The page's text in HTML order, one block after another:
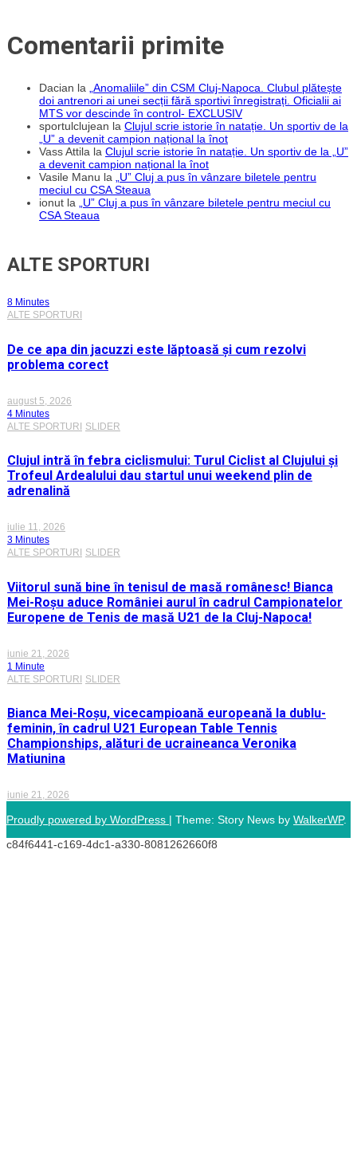
Comentarii primite
Dacian la „Anomaliile” din CSM Cluj-Napoca. Clubul plătește
doi antrenori ai unei secții fără sportivi înregistrați. Oficialii ai
MTS vor descinde în control- EXCLUSIV
sportulclujean la Clujul scrie istorie în natație. Un sportiv de la
„U” a devenit campion național la înot
Vass Attila la Clujul scrie istorie în natație. Un sportiv de la „U”
a devenit campion național la înot
Vasile Manu la „U” Cluj a pus în vânzare biletele pentru
meciul cu CSA Steaua
ionut la „U” Cluj a pus în vânzare biletele pentru meciul cu
CSA Steaua
ALTE SPORTURI
8 Minutes
ALTE SPORTURI
De ce apa din jacuzzi este lăptoasă și cum rezolvi
problema corect
august 5, 2026
4 Minutes
ALTE SPORTURI SLIDER
Clujul intră în febra ciclismului: Turul Ciclist al Clujului și
Trofeul Ardealului dau startul unui weekend plin de
adrenalină
iulie 11, 2026
3 Minutes
ALTE SPORTURI
SLIDER
Viitorul sună bine în tenisul de masă românesc! Bianca
Mei-Roșu aduce României aurul în cadrul Campionatelor
Europene de Tenis de masă U21 de la Cluj-Napoca!
iunie 21, 2026
1 Minute
ALTE SPORTURI SLIDER
Bianca Mei-Roșu, vicecampioană europeană la dublu-
feminin, în cadrul U21 European Table Tennis
Championships, alături de ucraineanca Veronika
Matiunina
iunie 21, 2026
Proudly powered by WordPress | Theme: Story News by WalkerWP.
c84f6441-c169-4dc1-a330-8081262660f8